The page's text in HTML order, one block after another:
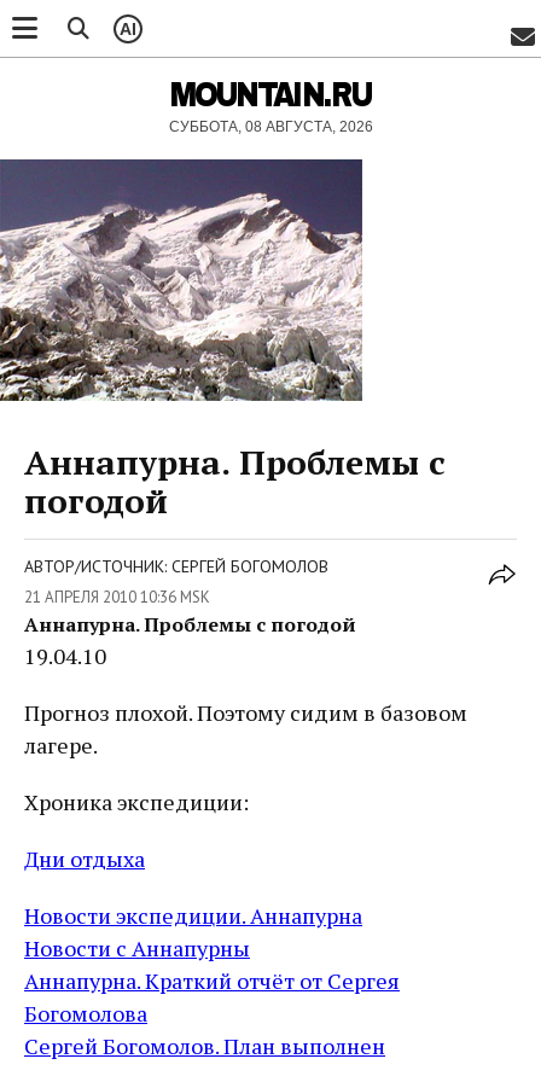
AI
MOUNTAIN.RU
СУББОТА, 08 АВГУСТА, 2026
Аннапурна. Проблемы с
погодой
АВТОР/ИСТОЧНИК: СЕРГЕЙ БОГОМОЛОВ
21 АПРЕЛЯ 2010 10:36 MSK
Аннапурна. Проблемы с погодой
19.04.10
Прогноз плохой. Поэтому сидим в базовом
лагере.
Хроника экспедиции:
Дни отдыха
Новости экспедиции. Аннапурна
Новости с Аннапурны
Аннапурна. Краткий отчёт от Сергея
Богомолова
Сергей Богомолов. План выполнен